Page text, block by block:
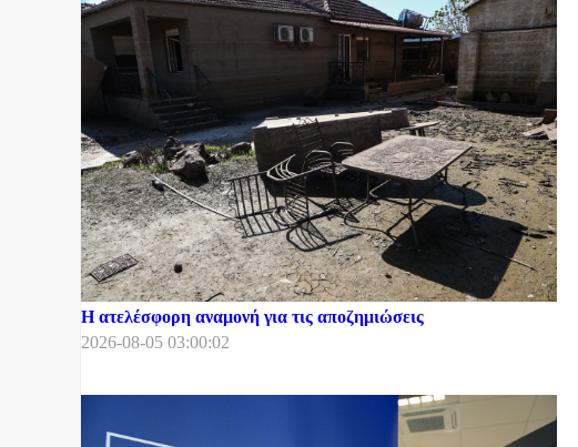
Η ατελέσφορη αναμονή για τις αποζημιώσεις
2026-08-05 03:00:02